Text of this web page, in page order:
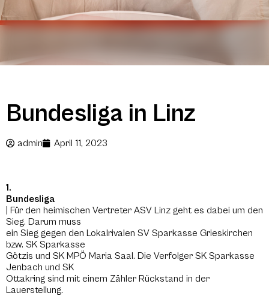
Bundesliga in Linz
admin April 11, 2023
1.
Bundesliga
| Für den heimischen Vertreter ASV Linz geht es dabei um den
Sieg. Darum muss
ein Sieg gegen den Lokalrivalen SV Sparkasse Grieskirchen
bzw. SK Sparkasse
Götzis und SK MPÖ Maria Saal. Die Verfolger SK Sparkasse
Jenbach und SK
Ottakring sind mit einem Zähler Rückstand in der
Lauerstellung.